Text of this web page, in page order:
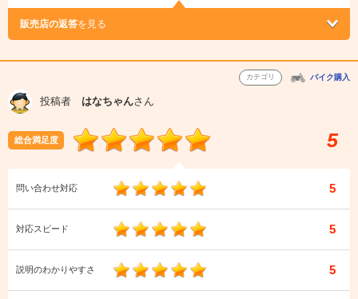
販売店の返答を見る
カテゴリ バイク購入
投稿者 はなちゃんさん
総合満足度 5
問い合わせ対応 5
対応スピード 5
説明のわかりやすさ 5